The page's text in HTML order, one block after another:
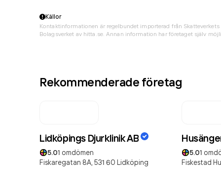
Källor
Kontaktinformationen är regelbundet importerad från
Bolagsverket av hitta.se. Annan information har företaget själv
Rekommenderade företag
Lidköpings Djurklinik AB
5.01 omdömen
Fiskaregatan 8A, 531 60 Lidköping
5.01
Fiskestad